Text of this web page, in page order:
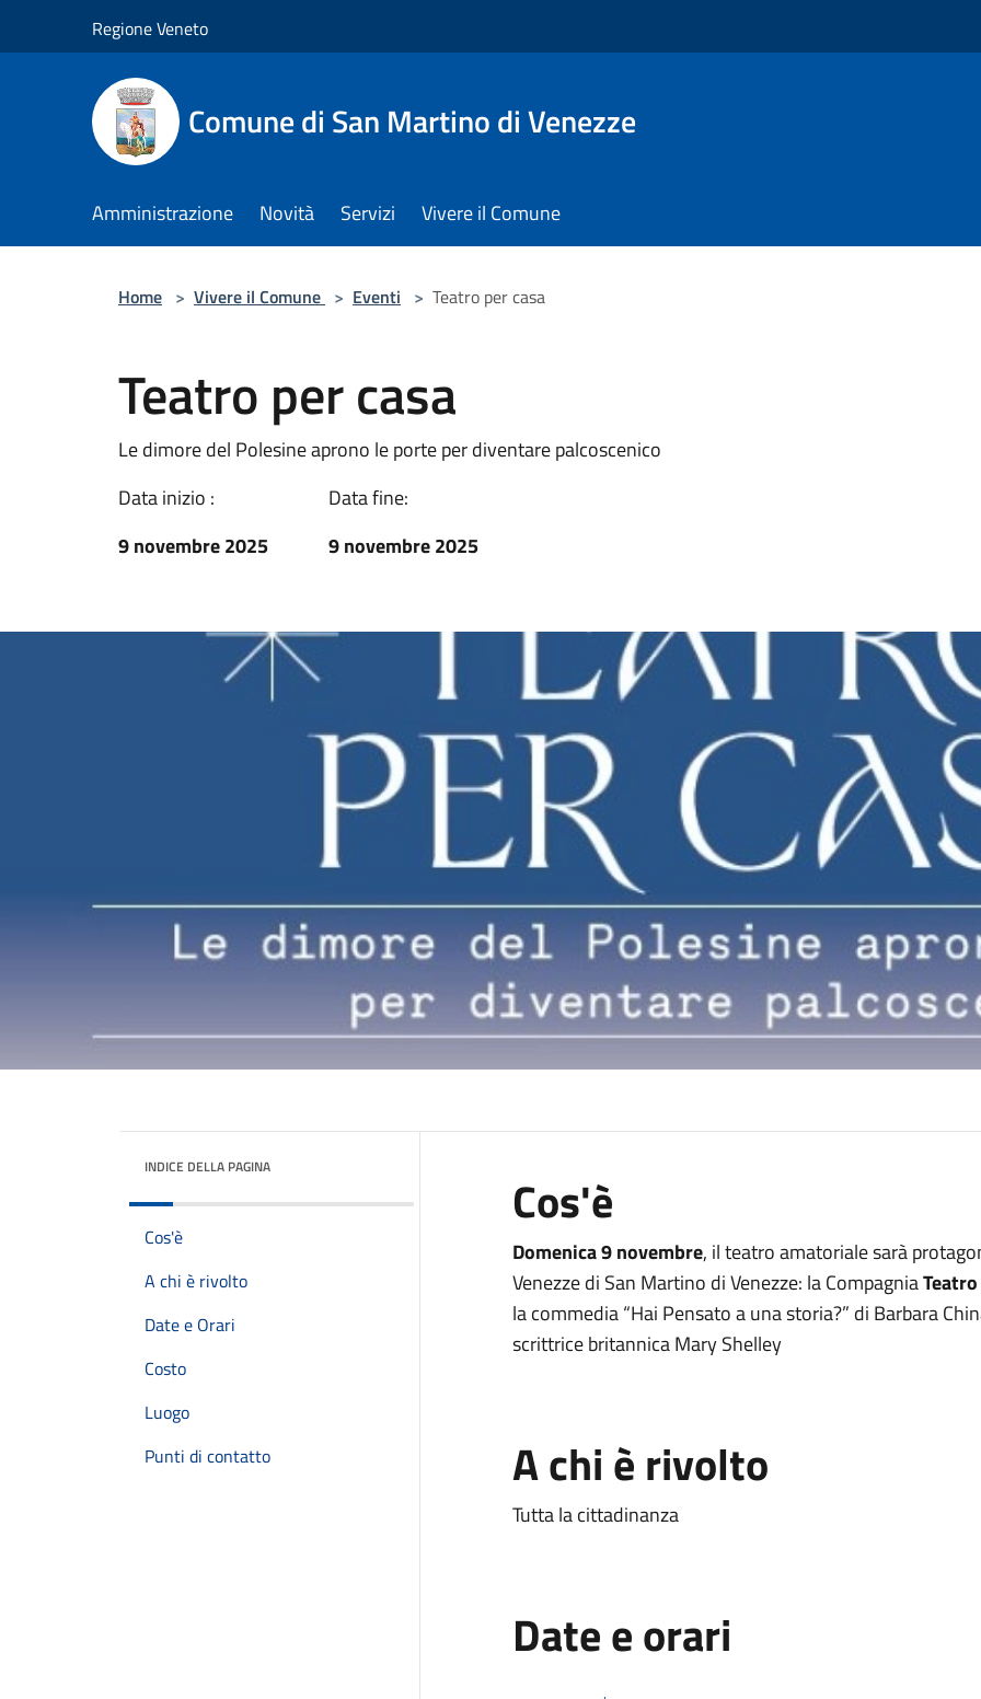
Regione Veneto
Comune di San Martino di Venezze
Amministrazione Novità Servizi Vivere il Comune
Home > Vivere il Comune > Eventi > Teatro per casa
Teatro per casa
Le dimore del Polesine aprono le porte per diventare palcoscenico
Data inizio :
9 novembre 2025
Data fine:
9 novembre 2025
INDICE DELLA PAGINA
Cos'è
A chi è rivolto
Date e Orari
Costo
Luogo
Punti di contatto
Cos'è
Domenica 9 novembre, il teatro amatoriale sarà
Venezze di San Martino di Venezze: la Compagnia
la commedia “Hai Pensato a una storia?” di Barbara
scrittrice britannica Mary Shelley
A chi è rivolto
Tutta la cittadinanza
Date e orari